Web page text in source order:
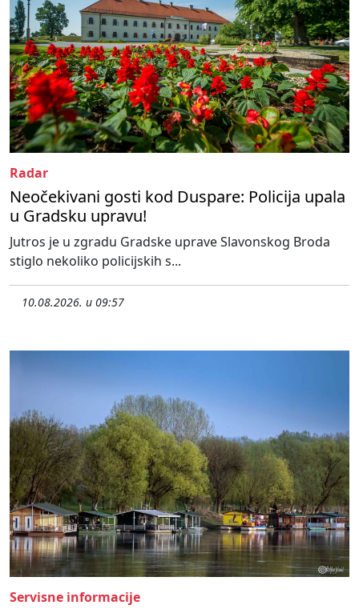
Radar
Neočekivani gosti kod Duspare: Policija upala
u Gradsku upravu!
Jutros je u zgradu Gradske uprave Slavonskog Broda
stiglo nekoliko policijskih s...
10.08.2026. u 09:57
Servisne informacije